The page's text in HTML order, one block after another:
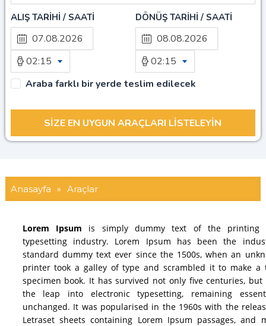
ALIŞ TARİHİ / SAATİ
02:15
DÖNÜŞ TARİHİ / SAATİ
02:15
Araba farklı bir yerde teslim edilecek
Anasayfa » Araçlar
Lorem Ipsum is simply dummy text of the printing
typesetting industry. Lorem Ipsum has been the
standard dummy text ever since the 1500s, when an
printer took a galley of type and scrambled it to make a
specimen book. It has survived not only five centuries, but
the leap into electronic typesetting, remaining
unchanged. It was popularised in the 1960s with the
Letraset sheets containing Lorem Ipsum passages, and